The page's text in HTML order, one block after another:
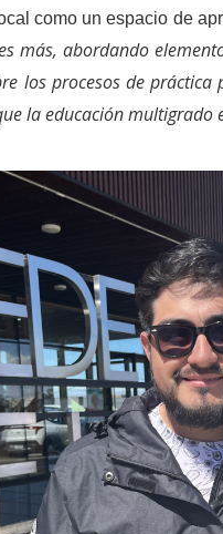
como un espacio de
más, abordando
los procesos de
la educación multigrado